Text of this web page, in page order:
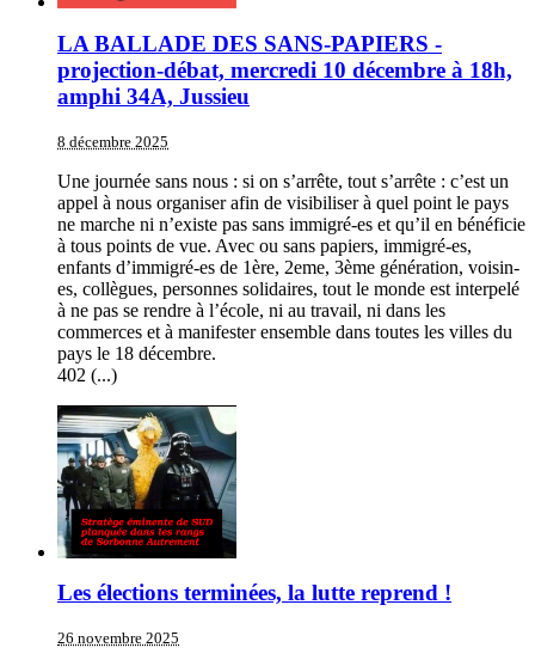
LA BALLADE DES SANS-PAPIERS -
projection-débat, mercredi 10 décembre à 18h,
amphi 34A, Jussieu
8 décembre 2025
Une journée sans nous : si on s’arrête, tout s’arrête : c’est un
appel à nous organiser afin de visibiliser à quel point le pays
ne marche ni n’existe pas sans immigré-es et qu’il en bénéficie
à tous points de vue. Avec ou sans papiers, immigré-es,
enfants d’immigré-es de 1ère, 2eme, 3ème génération, voisin-
es, collègues, personnes solidaires, tout le monde est interpelé
à ne pas se rendre à l’école, ni au travail, ni dans les
commerces et à manifester ensemble dans toutes les villes du
pays le 18 décembre.
402 (...)
Les élections terminées, la lutte reprend !
26 novembre 2025